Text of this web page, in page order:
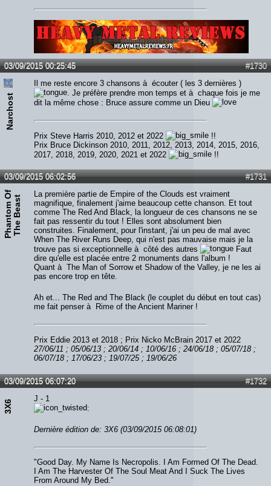
Lien :http://heavymetalreviews.fr/
#1730
03/09/2015 00:25:45
Narchost
Il me reste encore 3 chansons à écouter ( les 3 dernières )
. Je préfère prendre mon temps et à chaque fois je me
dit la même chose : Bruce assure comme un Dieu
Prix Steve Harris 2010, 2012 et 2022
!!
Prix Bruce Dickinson 2010, 2011, 2012, 2013, 2014, 2015, 2016,
2017, 2018, 2019, 2020, 2021 et 2022
!!
#1731
03/09/2015 06:02:56
P
h
a
n
t
o
m
O
f
T
h
e
B
e
a
st
La première partie de Empire of the Clouds est vraiment
magnifique, finalement j'aime beaucoup cette chanson. Et tout
comme The Red And Black, la longueur de ces chansons ne se
fait pas ressentir du tout ! Elles sont absolument bien
construites. Finalement, pour l'instant, j'ai un peu de mal avec
When The River Runs Deep, qui n'est pas mauvaise mais je la
trouve pas si exceptionnelle à côté des autres
Faut
dire qu'elle est placée entre 2 monuments dans l'album !
Quant à The Man of Sorrow et Shadow of the Valley, je ne les ai
pas encore trop en tête.
Ah et... The Red and The Black (le couplet du début en tout cas)
me fait penser à Rime of the Ancient Mariner !
Prix Eddie 2013 et 2018 ; Prix Nicko McBrain 2017 et 2022
27/06/11 ; 05/06/13 ; 20/06/14 ; 10/06/16 ; 24/06/18 ; 05/07/18 ;
06/07/18 ; 17/06/23 ; 19/07/25 ; 19/06/26
#1732
03/09/2015 06:07:20
3X6
J - 1
:
Dernière édition de: 3X6 (03/09/2015 06:08:01)
"Good Day. My Name Is Necropolis. I Am Formed Of The Dead.
I Am The Harvester Of The Soul Meat And I Suck The Lives
From Around My Bed."